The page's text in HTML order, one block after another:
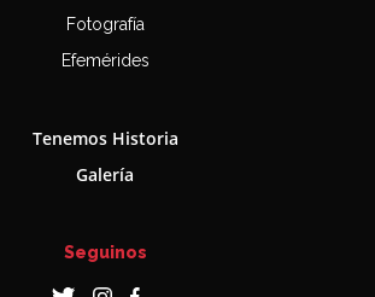
Fotografía
Efemérides
Tenemos Historia
Galería
Seguinos